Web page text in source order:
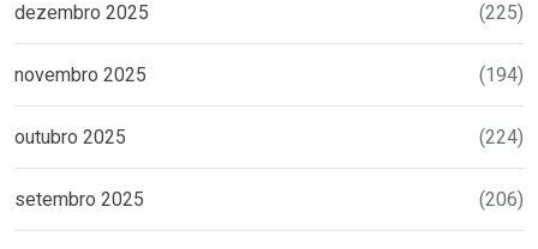
dezembro 2025 (225)
novembro 2025 (194)
outubro 2025 (224)
setembro 2025 (206)